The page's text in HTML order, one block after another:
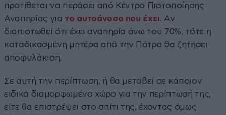
προτίθεται να περάσει από Κέντρο Πιστοποίησης
Αναπηρίας για το αυτοάνοσο που έχει. Αν
διαπιστωθεί ότι έχει αναπηρία άνω του 70%, τότε η
καταδικασμένη μητέρα από την Πάτρα θα ζητήσει
αποφυλάκιση.
Σε αυτή την περίπτωση, ή θα μεταβεί σε κάποιον
ειδικά διαμορφωμένο χώρο για την περίπτωσή της,
είτε θα επιστρέψει στο σπίτι της, έχοντας όμως